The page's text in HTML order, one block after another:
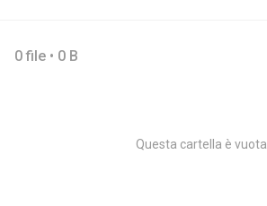
0 file • 0 B
Questa cartella è vuota